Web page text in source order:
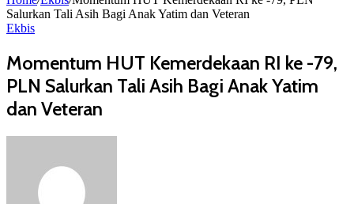
Salurkan Tali Asih Bagi Anak Yatim dan Veteran
Ekbis
Momentum HUT Kemerdekaan RI ke -79,
PLN Salurkan Tali Asih Bagi Anak Yatim
dan Veteran